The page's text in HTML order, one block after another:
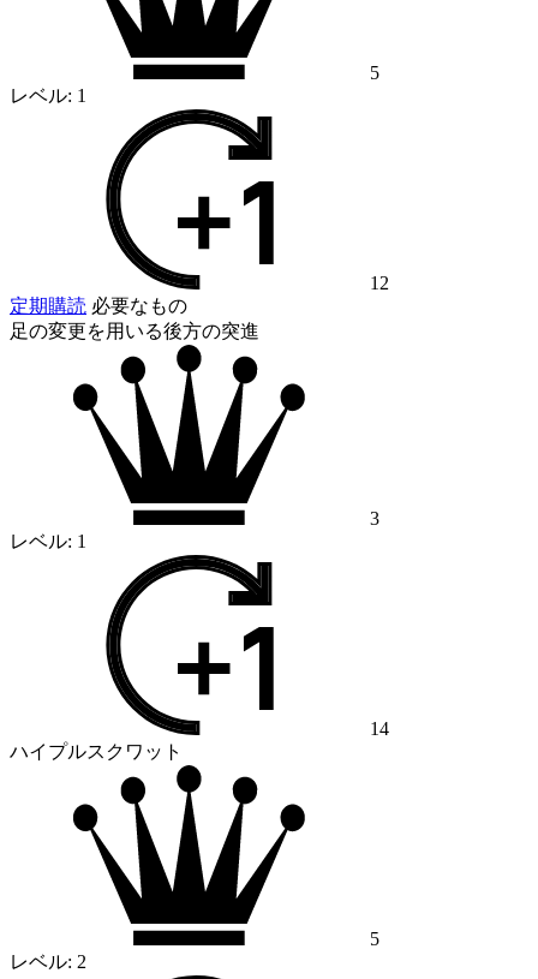
5
レベル: 1
12
定期購読 必要なもの
足の変更を用いる後方の突進
3
レベル: 1
14
ハイプルスクワット
5
レベル: 2